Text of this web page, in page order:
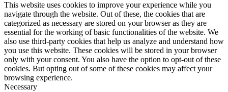
This website uses cookies to improve your experience while you
navigate through the website. Out of these, the cookies that are
categorized as necessary are stored on your browser as they are
essential for the working of basic functionalities of the website. We
also use third-party cookies that help us analyze and understand how
you use this website. These cookies will be stored in your browser
only with your consent. You also have the option to opt-out of these
cookies. But opting out of some of these cookies may affect your
browsing experience.
Necessary